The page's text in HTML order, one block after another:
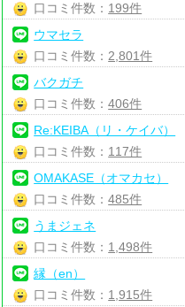
口コミ件数： 199件
ウマセラ
口コミ件数： 2,801件
バクガチ
口コミ件数：406件
Re:KEIBA（リ・ケイバ）
口コミ件数： 117件
OMAKASE（オマカセ）
口コミ件数：485件
うまジェネ
口コミ件数： 1,498件
縁（en）
口コミ件数： 1,915件